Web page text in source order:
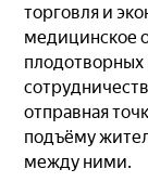
торговля и
медицинское
плодотворных
отправная
подъёму
между ними.